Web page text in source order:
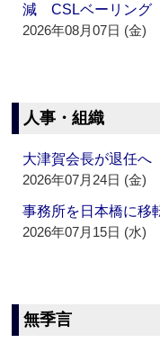
減 CSLベーリング
2026年08月07日 (金)
人事・組織
大津賀会長が退任
2026年07月24日 (金)
事務所を日本橋に
2026年07月15日 (水)
無季言